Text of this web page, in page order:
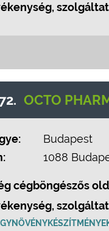
OCTO
Budapest
1088
cégböngészős